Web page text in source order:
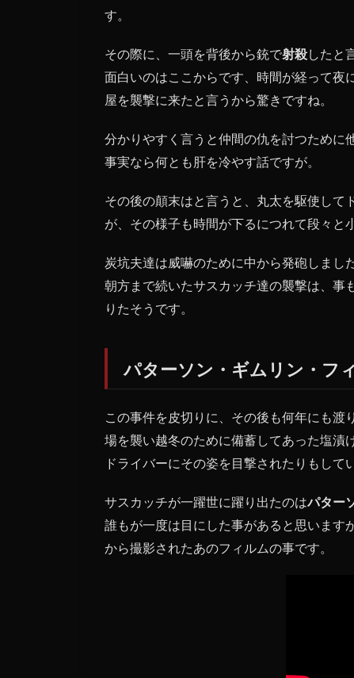
す。
その際に、一頭を背後から銃で射殺したと
面白いのはここからです、時間が経って夜
屋を襲撃に来たと言うから驚きですね。
分かりやすく言うと仲間の仇を討つために
事実なら何とも肝を冷やす話ですが。
その後の顛末はと言うと、丸太を駆使して
が、その様子も時間が下るにつれて段々と
炭坑夫達は威嚇のために中から発砲しまし
朝方まで続いたサスカッチ達の襲撃は、事
りたそうです。
パターソン・ギムリン・フ
この事件を皮切りに、その後も何年にも
場を襲い越冬のために備蓄してあった塩漬
ドライバーにその姿を目撃されたりもして
サスカッチが一躍世に躍り出たのはパター
誰もが一度は目にした事があると思います
から撮影されたあのフィルムの事です。